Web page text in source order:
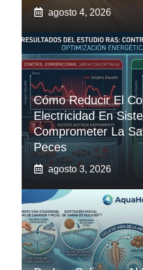
agosto 4, 2026
Cómo Reducir El
Electricidad En
Comprometer La
Peces
agosto 3, 2026